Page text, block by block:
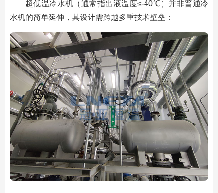
超低温冷水机（通常指出液温度≤-40℃）并非普通冷
水机的简单延伸，其设计需跨越多重技术壁垒：